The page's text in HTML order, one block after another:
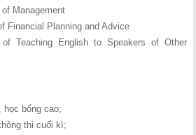
Management
Financial Planning and Advice
of Teaching English to Speakers of Other
học bổng cao;
thi cuối kì;